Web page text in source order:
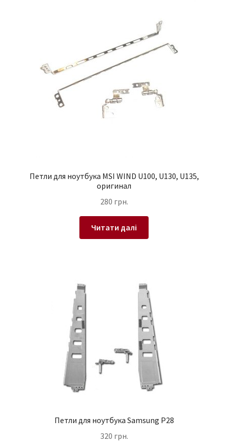
Петли для ноутбука MSI WIND U100, U130, U135,
оригинал
280 грн.
Читати далі
Петли для ноутбука Samsung P28
320 грн.